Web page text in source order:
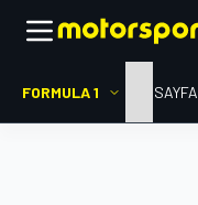
FORMULA 1 ANA SAYFA